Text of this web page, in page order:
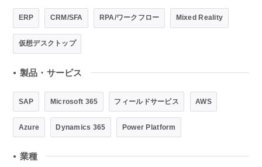
ERP CRM/SFA RPA/ワークフロー Mixed Reality
仮想デスクトップ
● 製品・サービス
SAP Microsoft 365 フィールドサービス AWS
Azure Dynamics 365 Power Platform
● 業種